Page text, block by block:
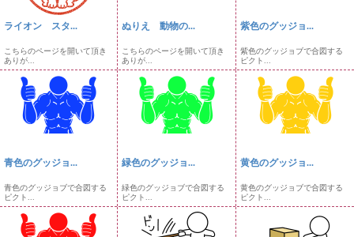
ライオン スタ...
こちらのページを開いて頂き
ありが...
ぬりえ 動物の...
こちらのページを開いて頂き
ありが...
紫色のグッジョ...
紫色のグッジョブで合図する
ピクト...
青色のグッジョ...
青色のグッジョブで合図する
ピクト...
緑色のグッジョ...
緑色のグッジョブで合図する
ピクト...
黄色のグッジョ...
黄色のグッジョブで合図する
ピクト...